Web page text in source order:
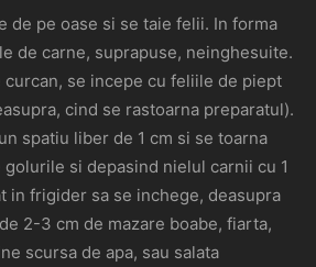
de pe oase si se taie felii. In forma
de carne, suprapuse, neinghesuite.
curcan, se incepe cu feliile de piept
cind se rastoarna preparatul).
spatiu liber de 1 cm si se toarna
si depasind nielul carnii cu 1
in frigider sa se inchege, deasupra
2-3 cm de mazare boabe, fiarta,
scursa de apa, sau salata